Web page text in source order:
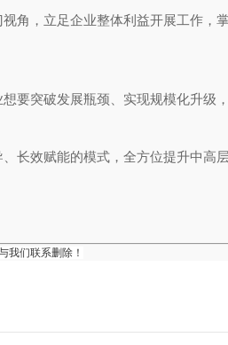
角，立足企业整体利益开展工作，
要突破发展瓶颈、实现规模化升级
长效赋能的模式，全方位提升中高
我们联系删除！